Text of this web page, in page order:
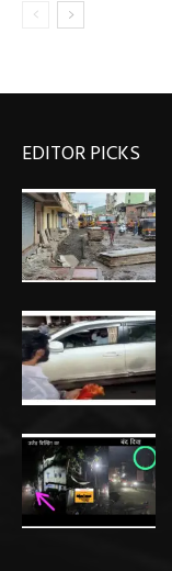
EDITOR PICKS